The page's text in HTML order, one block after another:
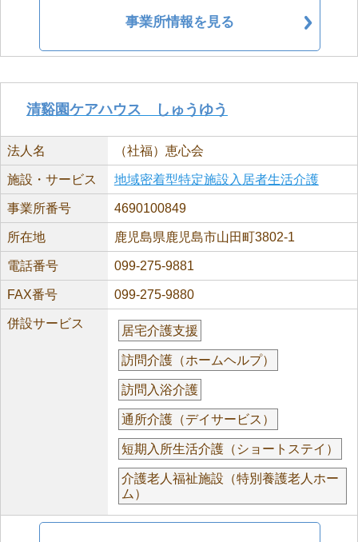
事業所情報を見る
清谿園ケアハウス しゅうゆう
法人名 （社福）恵心会
施設・サービス 地域密着型特定施設入居者生活介護
事業所番号 4690100849
所在地 鹿児島県鹿児島市山田町3802-1
電話番号 099-275-9881
FAX番号 099-275-9880
併設サービス
居宅介護支援
訪問介護（ホームヘルプ）
訪問入浴介護
通所介護（デイサービス）
短期入所生活介護（ショートステイ）
介護老人福祉施設（特別養護老人ホー
ム）